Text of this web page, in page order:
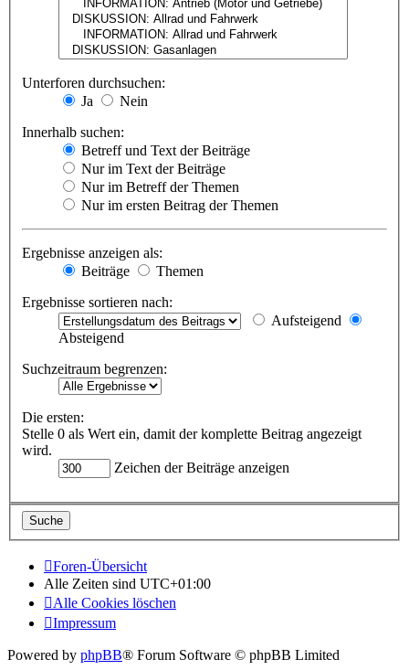
Unterforen durchsuchen:
Ja
Nein
Innerhalb suchen:
Betreff und Text der Beiträge
Nur im Text der Beiträge
Nur im Betreff der Themen
Nur im ersten Beitrag der Themen
Ergebnisse anzeigen als:
Beiträge
Themen
Ergebnisse sortieren nach:
Aufsteigend
Absteigend
Suchzeitraum begrenzen:
Die ersten:
Stelle 0 als Wert ein, damit der komplette Beitrag angezeigt
wird.
Zeichen der Beiträge anzeigen
Foren-Übersicht
Alle Zeiten sind UTC+01:00
Alle Cookies löschen
Impressum
Powered by phpBB® Forum Software © phpBB Limited